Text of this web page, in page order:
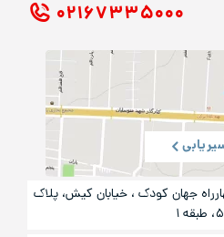
۰۲۱ ۶۷۳۳۵۰۰۰
جهان کودک ، خیابان کیش، پلاک
۱